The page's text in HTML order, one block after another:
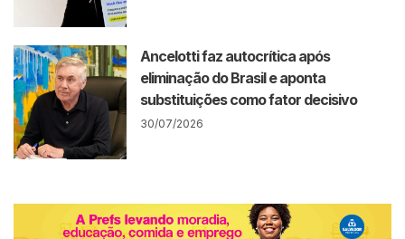
Ancelotti faz autocrítica após
eliminação do Brasil e aponta
substituições como fator decisivo
30/07/2026